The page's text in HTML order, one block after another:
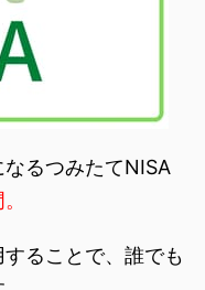
るつみたてNISA
ることで、誰でも